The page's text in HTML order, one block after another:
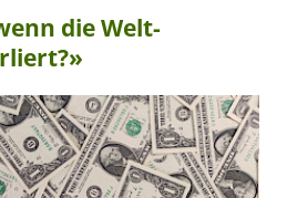
die Welt-